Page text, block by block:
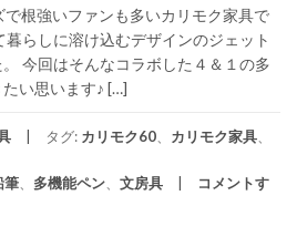
根強いファンも多いカリモク家具で
らしに溶け込むデザインのジェット
今回はそんなコラボした４＆１の多
い思います♪ […]
タグ: カリモク60、 カリモク家具、
筆、 多機能ペン、 文房具 コメントす